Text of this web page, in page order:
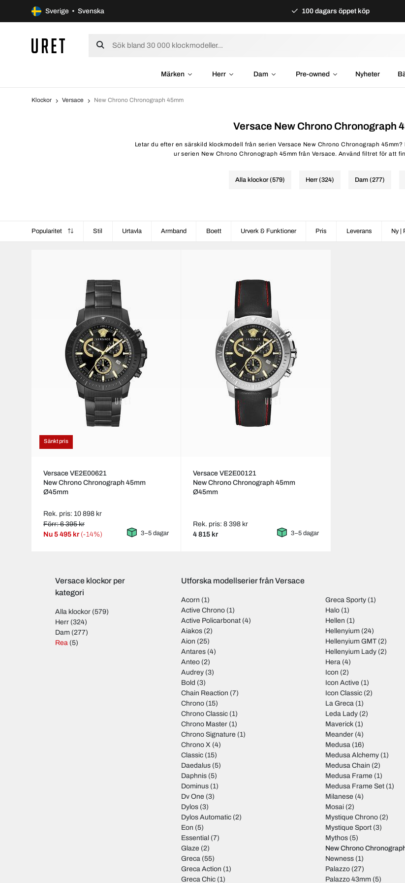
Sverige • Svenska 100 dagars öppet köp
Märken Herr Dam Pre-owned Nyheter
Klockor Versace New Chrono Chronograph 45mm
Versace New Chrono Chronograph
Letar du efter en särskild klockmodell från serien Versace New Chrono Chronograph
ur serien New Chrono Chronograph 45mm från Versace. Använd filtret för att
Alla klockor (579) Herr (324) Dam (277)
Popularitet Stil Urtavla Armband Boett Urverk & Funktioner Pris Leverans Ny |
Sänkt pris
Versace VE2E00621
New Chrono Chronograph 45mm
Ø45mm
Rek. pris: 10 898 kr
Förr: 6 395 kr
Nu5 495 kr (-14%) 3–5 dagar
Versace VE2E00121
New Chrono Chronograph 45mm
Ø45mm
Rek. pris: 8 398 kr
4 815 kr 3–5 dagar
Versace klockor per
kategori
Alla klockor (579)
Herr (324)
Dam (277)
Rea (5)
Utforska modellserier från Versace
Acorn (1)
Active Chrono (1)
Active Policarbonat (4)
Aiakos (2)
Aion (25)
Antares (4)
Anteo (2)
Audrey (3)
Bold (3)
Chain Reaction (7)
Chrono (15)
Chrono Classic (1)
Chrono Master (1)
Chrono Signature (1)
Chrono X (4)
Classic (15)
Daedalus (5)
Daphnis (5)
Dominus (1)
Dv One (3)
Dylos (3)
Dylos Automatic (2)
Eon (5)
Essential (7)
Glaze (2)
Greca (55)
Greca Action (1)
Greca Chic (1)
Greca Sporty(1)
Halo(1)
Hellen (1)
Hellenyium(24)
Hellenyium GMT(2)
Hellenyium Lady(2)
Hera(4)
Icon (2)
Icon Active (1)
Icon Classic(2)
La Greca(1)
Leda Lady(2)
Maverick(1)
Meander(4)
Medusa(16)
Medusa Alchemy(1)
Medusa Chain (2)
Medusa Frame (1)
Medusa Frame Set(1)
Milanese (4)
Mosai(2)
Mystique Chrono(2)
Mystique Sport(3)
Mythos(5)
New Chrono
Newness(1)
Palazzo(27)
Palazzo 43mm(5)